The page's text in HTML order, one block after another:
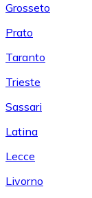
Grosseto
Prato
Taranto
Trieste
Sassari
Latina
Lecce
Livorno